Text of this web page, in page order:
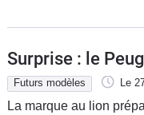
Surprise : le
Futurs modèles Le
La marque au lion